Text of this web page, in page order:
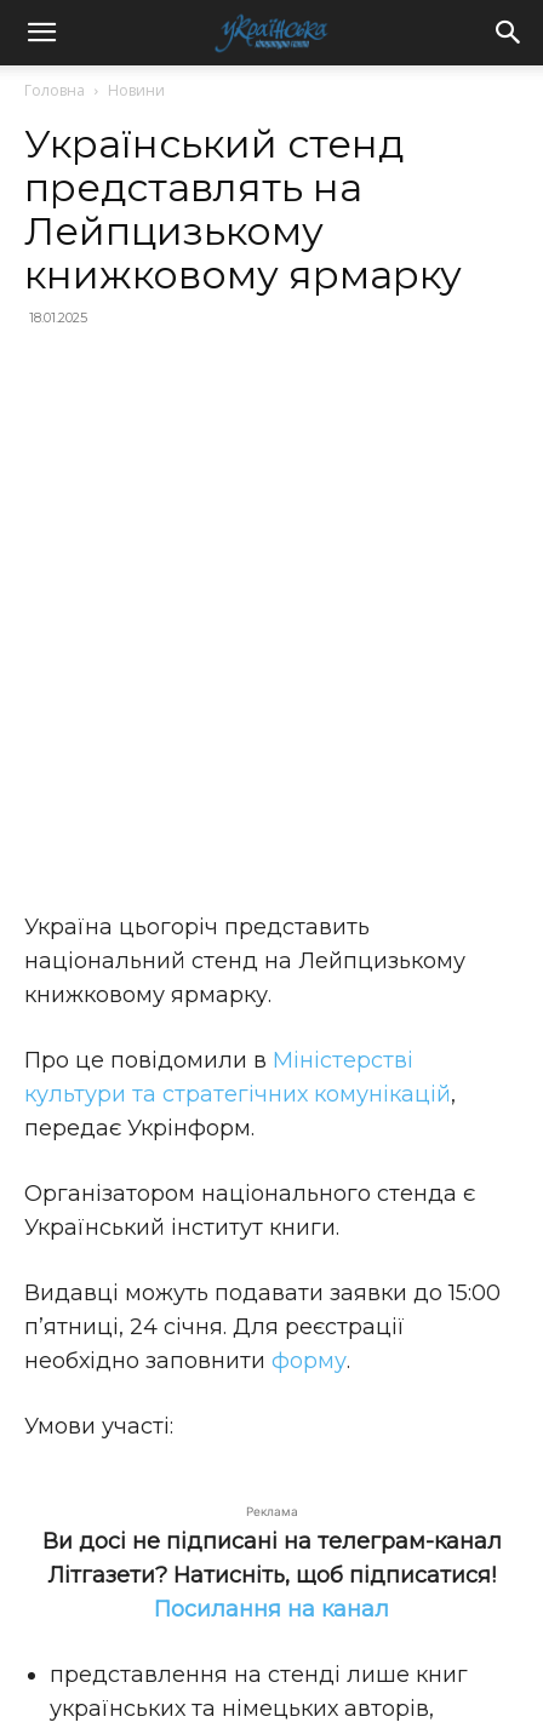
Головна Новини
Український стенд
представлять на
Лейпцизькому
книжковому ярмарку
18.01.2025
Україна цьогоріч представить
національний стенд на Лейпцизькому
книжковому ярмарку.
Про це повідомили в Міністерстві
культури та стратегічних комунікацій,
передає Укрінформ.
Організатором національного стенда є
Український інститут книги.
Видавці можуть подавати заявки до 15:00
п’ятниці, 24 січня. Для реєстрації
необхідно заповнити форму.
Умови участі:
Реклама
Ви досі не підписані на телеграм-канал
Літгазети? Натисніть, щоб підписатися!
Посилання на канал
представлення на стенді лише книг
українських та німецьких авторів,